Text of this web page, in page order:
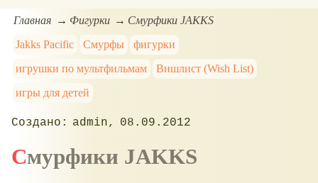
Главная Фигурки
Смурфики JAKKS
Jakks Pacific
Смурфы
фигурки
игрушки по мультфильмам
Вишлист (Wish List)
игры для детей
admin 08.09.2012
Смурфики JAKKS